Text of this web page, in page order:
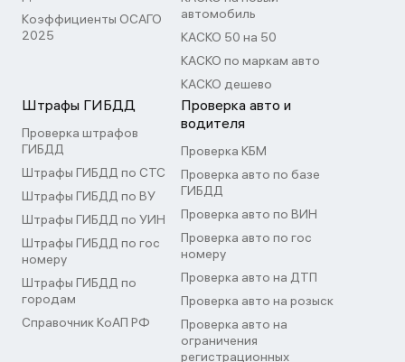
Коэффициенты ОСАГО
2025
автомобиль
КАСКО 50 на 50
КАСКО по маркам авто
КАСКО дешево
Штрафы ГИБДД
Проверка штрафов
ГИБДД
Штрафы ГИБДД по СТС
Штрафы ГИБДД по ВУ
Штрафы ГИБДД по УИН
Штрафы ГИБДД по гос
номеру
Штрафы ГИБДД по
городам
Справочник КоАП РФ
Проверка авто и
водителя
Проверка КБМ
Проверка авто по базе
ГИБДД
Проверка авто по ВИН
Проверка авто по гос
номеру
Проверка авто на ДТП
Проверка авто на розыск
Проверка авто на
ограничения
регистрационных